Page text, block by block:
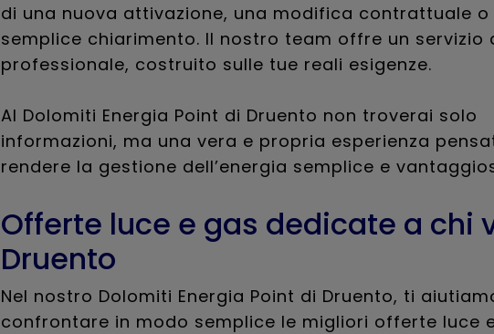
di una nuova attivazione, una modifica contrattuale o
semplice chiarimento. Il nostro team offre un servizio
professionale, costruito sulle tue reali esigenze.
Al Dolomiti Energia Point di Druento non troverai solo
informazioni, ma una vera e propria esperienza
rendere la gestione dell’energia semplice e
Offerte luce e gas dedicate a chi
Druento
Nel nostro Dolomiti Energia Point di Druento, ti
confrontare in modo semplice le migliori offerte luce